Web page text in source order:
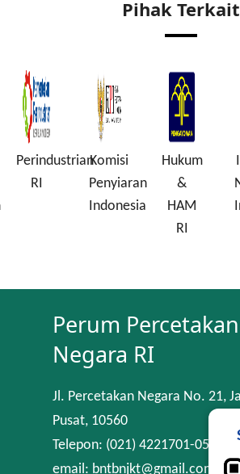
Pihak Terkait
Perindustrian
RI
Komisi
Penyiaran
Indonesia
Hukum
&
HAM
RI
Perum Percetakan
Negara RI
Jl. Percetakan Negara No. 21,
Pusat, 10560
Telepon: (021) 4221701-05
email: bntbnjkt@gmail.com